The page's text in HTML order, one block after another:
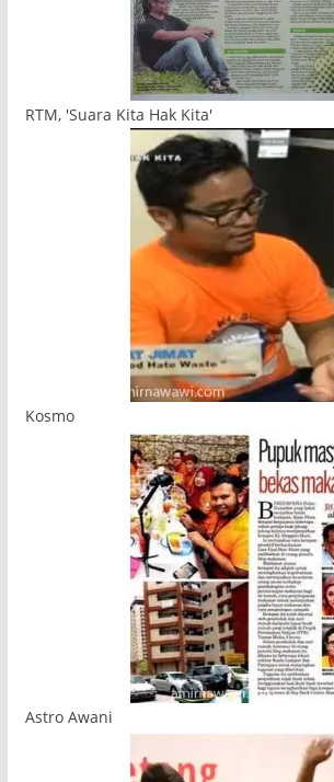
RTM, 'Suara Kita Hak Kita'
Kosmo
Astro Awani